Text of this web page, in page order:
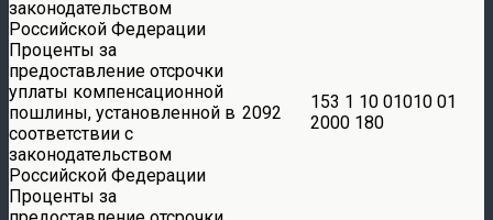
законодательством
Российской Федерации
Проценты за
предоставление отсрочки
уплаты компенсационной
пошлины, установленной в
соответствии с
законодательством
Российской Федерации
2092
153 1 10 01010 01
2000 180
Проценты за